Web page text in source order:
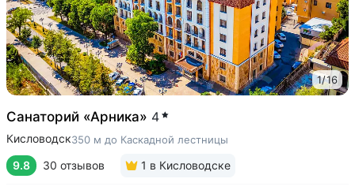
1/16
Санаторий «Арника» 4
Кисловодск350 м до Каскадной лестницы
9.8 30 отзывов 1 в Кисловодске